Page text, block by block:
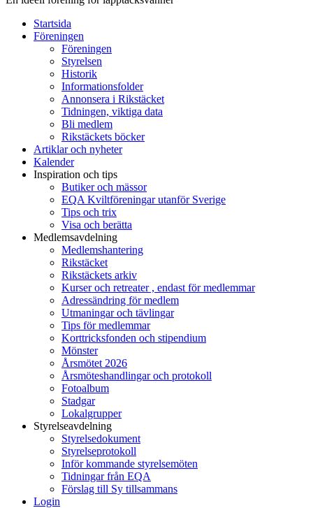
Startsida
Föreningen
Föreningen
Styrelsen
Historik
Informationsfolder
Annonsera i Rikstäcket
Tidningen, viktiga data
Bli medlem
Rikstäckets böcker
Artiklar och nyheter
Kalender
Inspiration och tips
Butiker och mässor
EQA Kviltföreningar utanför Sverige
Tips och trix
Visa och berätta
Medlemsavdelning
Medlemshantering
Rikstäcket
Rikstäckets arkiv
Kurser och retreater , endast för medlemmar
Adressändring för medlem
Utmaningar och tävlingar
Tips för medlemmar
Korttricksfonden och stipendium
Mönster
Årsmötet 2026
Årsmöteshandlingar och protokoll
Fotoalbum
Stadgar
Lokalgrupper
Styrelseavdelning
Styrelsedokument
Styrelseprotokoll
Inför kommande styrelsemöten
Tidningar från EQA
Förslag till Sy tillsammans
Login